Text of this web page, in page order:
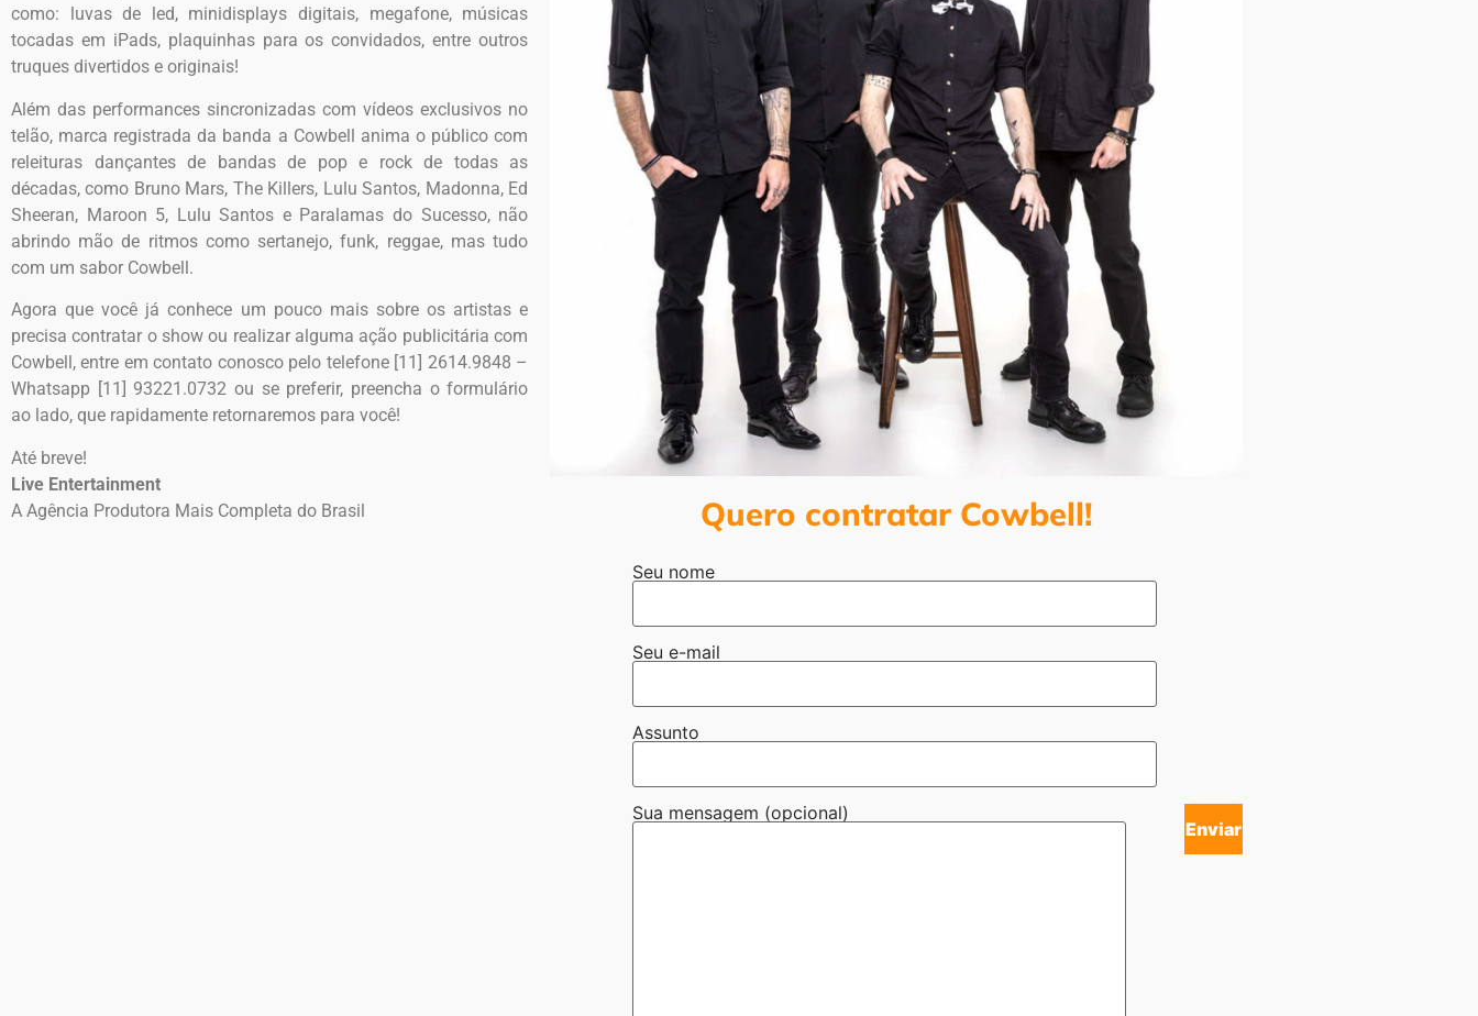
como: luvas de led, minidisplays digitais, megafone, músicas
tocadas em iPads, plaquinhas para os convidados, entre outros
truques divertidos e originais!
Além das performances sincronizadas com vídeos exclusivos no
telão, marca registrada da banda a Cowbell anima o público com
releituras dançantes de bandas de pop e rock de todas as
décadas, como Bruno Mars, The Killers, Lulu Santos, Madonna, Ed
Sheeran, Maroon 5, Lulu Santos e Paralamas do Sucesso, não
abrindo mão de ritmos como sertanejo, funk, reggae, mas tudo
com um sabor Cowbell.
Agora que você já conhece um pouco mais sobre os artistas e
precisa contratar o show ou realizar alguma ação publicitária com
Cowbell, entre em contato conosco pelo telefone [11] 2614.9848 –
Whatsapp [11] 93221.0732 ou se preferir, preencha o formulário
ao lado, que rapidamente retornaremos para você!
Até breve!
Live Entertainment
A Agência Produtora Mais Completa do Brasil
Quero contratar Cowbell!
Seu nome
Seu e-mail
Assunto
Sua mensagem (opcional)